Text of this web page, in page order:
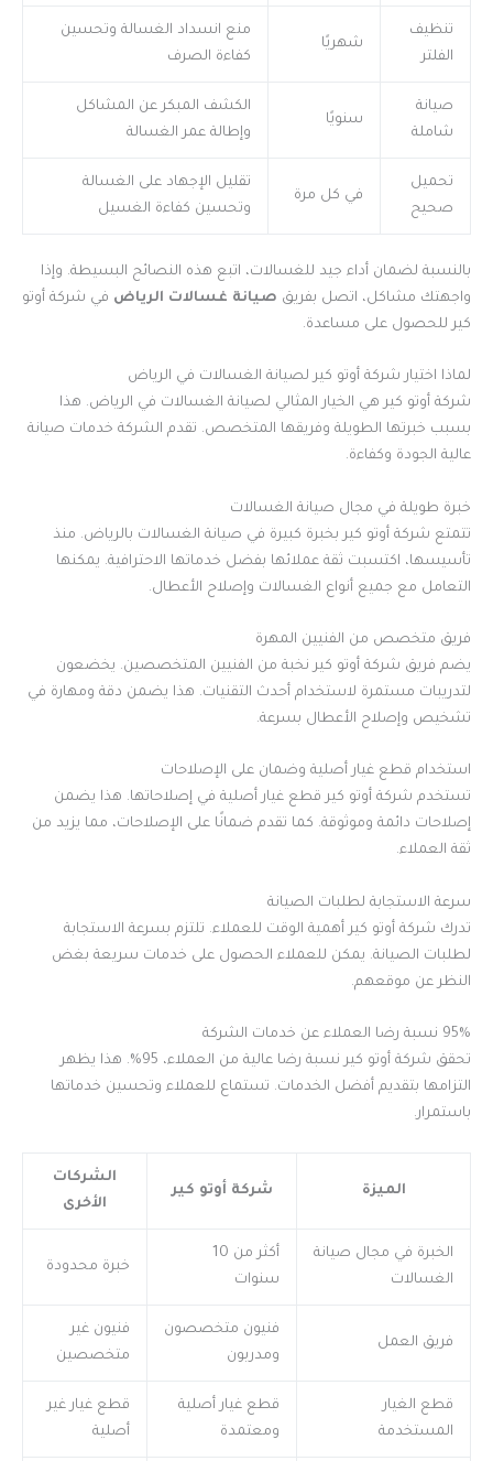
تنظيف
الفلتر
شهريًا
منع انسداد الغسالة وتحسين
كفاءة الصرف
صيانة
شاملة
سنويًا
الكشف المبكر عن المشاكل
وإطالة عمر الغسالة
تحميل
صحيح
في كل مرة
تقليل الإجهاد على الغسالة
وتحسين كفاءة الغسيل
بالنسبة لضمان أداء جيد للغسالات، اتبع هذه النصائح البسيطة. وإذا
واجهتك مشاكل، اتصل بفريق صيانة غسالات الرياض في شركة أوتو
كير للحصول على مساعدة.
لماذا اختيار شركة أوتو كير لصيانة الغسالات في الرياض
شركة أوتو كير هي الخيار المثالي لصيانة الغسالات في الرياض. هذا
بسبب خبرتها الطويلة وفريقها المتخصص. تقدم الشركة خدمات صيانة
عالية الجودة وكفاءة.
خبرة طويلة في مجال صيانة الغسالات
تتمتع شركة أوتو كير بخبرة كبيرة في صيانة الغسالات بالرياض. منذ
تأسيسها، اكتسبت ثقة عملائها بفضل خدماتها الاحترافية. يمكنها
التعامل مع جميع أنواع الغسالات وإصلاح الأعطال.
فريق متخصص من الفنيين المهرة
يضم فريق شركة أوتو كير نخبة من الفنيين المتخصصين. يخضعون
لتدريبات مستمرة لاستخدام أحدث التقنيات. هذا يضمن دقة ومهارة في
تشخيص وإصلاح الأعطال بسرعة.
استخدام قطع غيار أصلية وضمان على الإصلاحات
تستخدم شركة أوتو كير قطع غيار أصلية في إصلاحاتها. هذا يضمن
إصلاحات دائمة وموثوقة. كما تقدم ضمانًا على الإصلاحات، مما يزيد من
ثقة العملاء.
سرعة الاستجابة لطلبات الصيانة
تدرك شركة أوتو كير أهمية الوقت للعملاء. تلتزم بسرعة الاستجابة
لطلبات الصيانة. يمكن للعملاء الحصول على خدمات سريعة بغض
النظر عن موقعهم.
95% نسبة رضا العملاء عن خدمات الشركة
تحقق شركة أوتو كير نسبة رضا عالية من العملاء، 95%. هذا يظهر
التزامها بتقديم أفضل الخدمات. تستماع للعملاء وتحسين خدماتها
باستمرار.
الميزة شركة أوتو كير
الشركات
الأخرى
الخبرة في مجال صيانة
الغسالات
أكثر من 10
سنوات
خبرة محدودة
فريق العمل
فنيون متخصصون
ومدربون
فنيون غير
متخصصين
قطع الغيار
المستخدمة
قطع غيار أصلية
ومعتمدة
قطع غيار غير
أصلية